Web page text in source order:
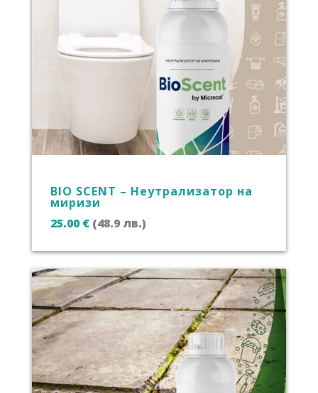
BIO SCENT – Неутрализатор на
миризи
25.00 € (48.9 лв.)